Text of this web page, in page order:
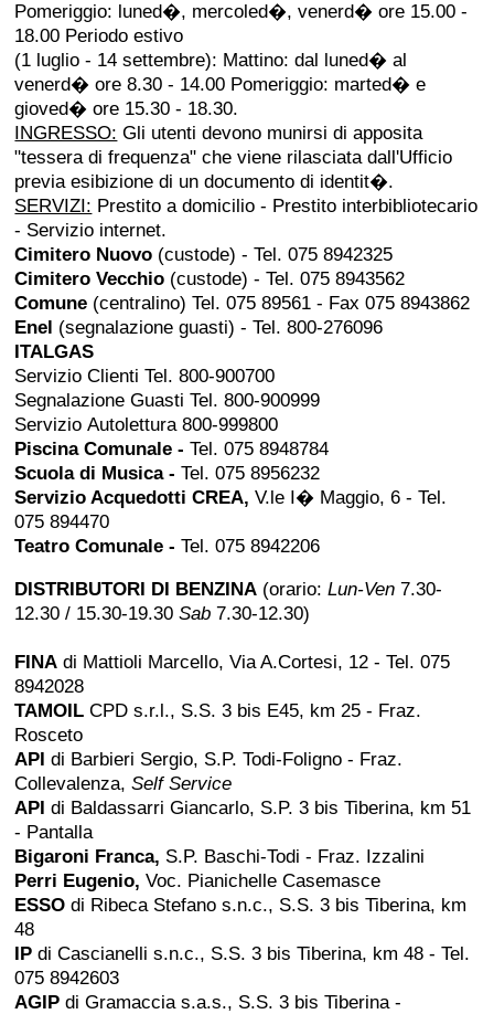
Pomeriggio: luned�, mercoled�, venerd� ore 15.00 -
18.00 Periodo estivo
(1 luglio - 14 settembre): Mattino: dal luned� al
venerd� ore 8.30 - 14.00 Pomeriggio: marted� e
gioved� ore 15.30 - 18.30.
INGRESSO: Gli utenti devono munirsi di apposita
"tessera di frequenza" che viene rilasciata dall'Ufficio
previa esibizione di un documento di identit�.
SERVIZI: Prestito a domicilio - Prestito interbibliotecario
- Servizio internet.
Cimitero Nuovo (custode) - Tel. 075 8942325
Cimitero Vecchio (custode) - Tel. 075 8943562
Comune (centralino) Tel. 075 89561 - Fax 075 8943862
Enel (segnalazione guasti) - Tel. 800-276096
ITALGAS
Servizio Clienti Tel. 800-900700
Segnalazione Guasti Tel. 800-900999
Servizio Autolettura 800-999800
Piscina Comunale -Tel. 075 8948784
Scuola di Musica -Tel. 075 8956232
Servizio Acquedotti CREA,V.le I� Maggio, 6 - Tel.
075 894470
Teatro Comunale -Tel. 075 8942206
DISTRIBUTORI DI BENZINA (orario:Lun-Ven7.30-
12.30 / 15.30-19.30Sab 7.30-12.30)
FINA di Mattioli Marcello, Via A.Cortesi, 12 - Tel. 075
8942028
TAMOIL CPD s.r.l., S.S. 3 bis E45, km 25 - Fraz.
Rosceto
API di Barbieri Sergio, S.P. Todi-Foligno - Fraz.
Collevalenza,Self Service
API di Baldassarri Giancarlo, S.P. 3 bis Tiberina, km 51
- Pantalla
Bigaroni Franca, S.P. Baschi-Todi - Fraz. Izzalini
Perri Eugenio,Voc. Pianichelle Casemasce
ESSO di Ribeca Stefano s.n.c., S.S. 3 bis Tiberina, km
48
IP di Cascianelli s.n.c., S.S. 3 bis Tiberina, km 48 - Tel.
075 8942603
AGIP di Gramaccia s.a.s., S.S. 3 bis Tiberina -